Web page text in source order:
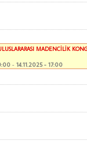
MADENCİLİK
-14.11.2025 - 17:00